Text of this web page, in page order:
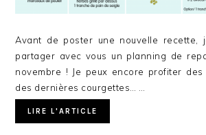
Avant de poster une nouvelle recette,
partager avec vous un planning de
novembre ! Je peux encore profiter des
des dernières courgettes… …
LIRE L'ARTICLE